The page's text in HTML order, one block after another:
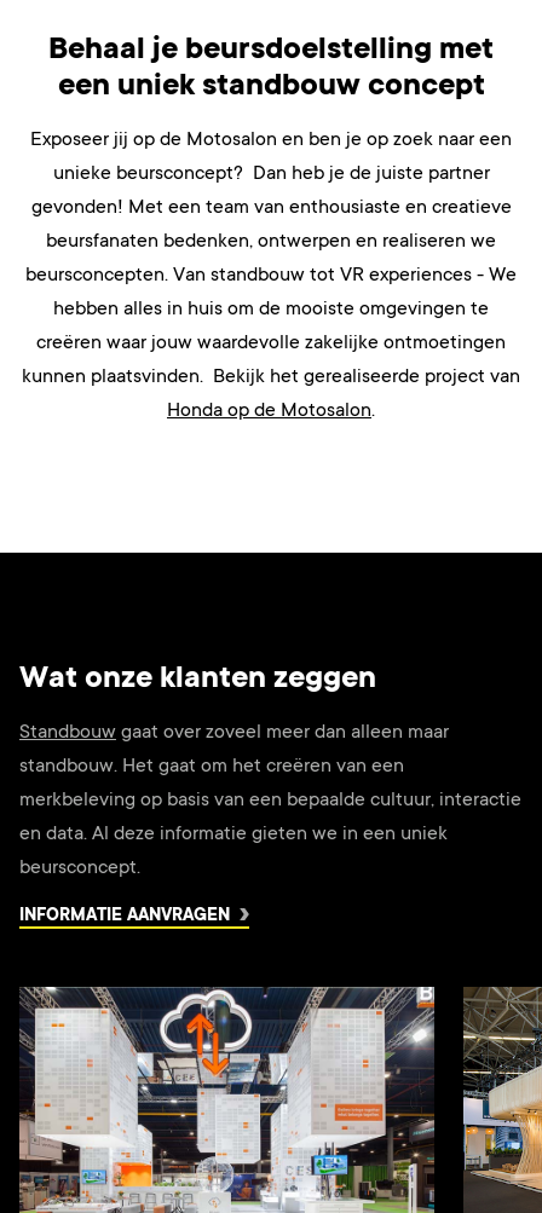
Behaal je beursdoelstelling met
een uniek standbouw concept
Exposeer jij op de Motosalon en ben je op zoek naar een
unieke beursconcept? Dan heb je de juiste partner
gevonden! Met een team van enthousiaste en creatieve
beursfanaten bedenken, ontwerpen en realiseren we
beursconcepten. Van standbouw tot VR experiences - We
hebben alles in huis om de mooiste omgevingen te
creëren waar jouw waardevolle zakelijke ontmoetingen
kunnen plaatsvinden. Bekijk het gerealiseerde project van
Honda op de Motosalon.
Wat onze klanten zeggen
Standbouw gaat over zoveel meer dan alleen maar
standbouw. Het gaat om het creëren van een
merkbeleving op basis van een bepaalde cultuur, interactie
en data. Al deze informatie gieten we in een uniek
beursconcept.
INFORMATIE AANVRAGEN